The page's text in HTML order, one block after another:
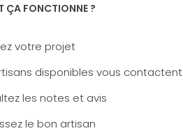
ÇA FONCTIONNE ?
votre projet
disponibles vous contactent
les notes et avis
le bon artisan